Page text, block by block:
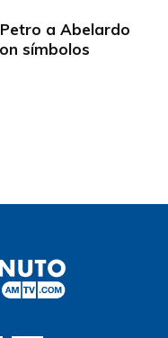
a Abelardo
símbolos